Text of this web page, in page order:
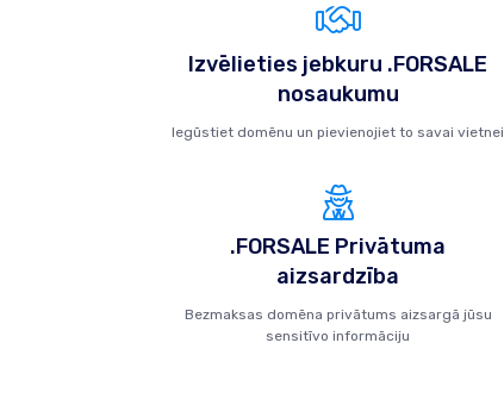
Izvēlieties jebkuru .FORSALE
nosaukumu
Iegūstiet domēnu un pievienojiet to savai vietnei
.FORSALE Privātuma
aizsardzība
Bezmaksas domēna privātums aizsargā jūsu
sensitīvo informāciju